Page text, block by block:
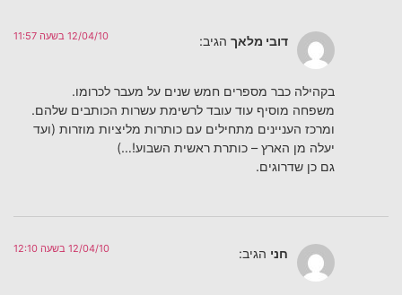
דובי מלאך הגיב: 12/04/10 בשעה 11:57
בקהילה כבר מספרים חמש שנים על מעבר לכרומו.
משפחה מוסיף עוד עובד לרשימת עשרות הכותבים שלהם.
ומרכז העניינים מתחילים עם כותרות מליציות מוזרות (ועד
יעלה מן הארץ – כותרת ראשית השבוע!…)
גם כן שדרוגים.
חני הגיב: 12/04/10 בשעה 12:10